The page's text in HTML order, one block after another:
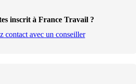
inscrit à France Travail ?
contact avec un conseiller